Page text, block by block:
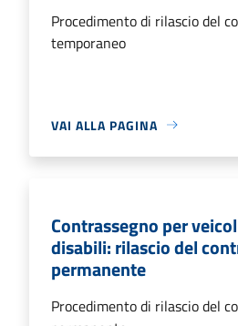
Procedimento di rilascio del
temporaneo
VAI ALLA PAGINA
Contrassegno per
disabili: rilascio del
permanente
Procedimento di rilascio del